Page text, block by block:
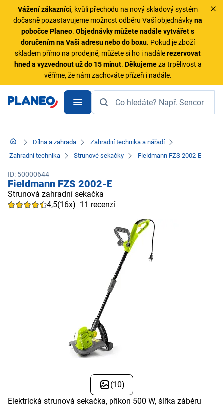
Vážení zákazníci, kvůli přechodu na nový skladový systém
dočasně pozastavujeme možnost odběru Vaší objednávkyna
pobočce Planeo.Objednávky můžete nadále vytvářet s
doručením na Vaši adresu nebo do boxu. Pokud je zboží
skladem přímo na prodejně, můžete si ho i nadálerezervovat
hned a vyzvednout už do 15 minut. Děkujemeza trpělivost a
věříme, že nám zachováte přízeň i nadále.
Dílna a zahrada
Zahradní technika a nářadí
Zahradní technika
Strunové sekačky Fieldmann FZS 2002-E
ID: 50000644
Fieldmann FZS 2002-E
Strunová zahradní sekačka
4,5(16x) 11 recenzí
(10)
Elektrická strunová sekačka, příkon 500 W, šířka záběru